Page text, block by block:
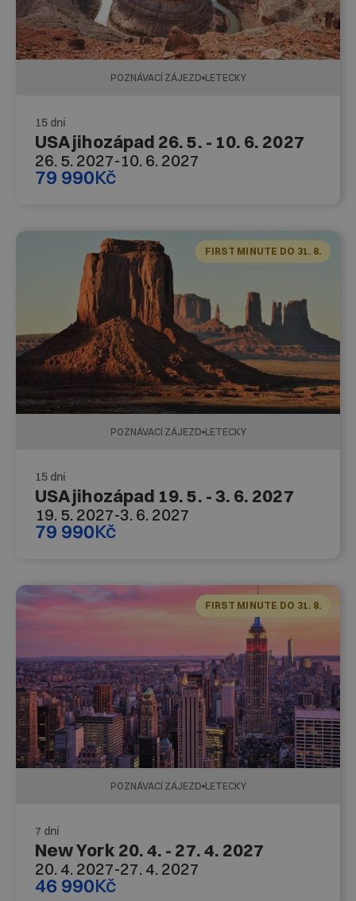
POZNÁVACÍ ZÁJEZD LETECKY
15 dní
USA jihozápad 26. 5. - 10. 6. 2027
26. 5. 2027-10. 6. 2027
79 990Kč
FIRST MINUTE DO 31. 8.
POZNÁVACÍ ZÁJEZD LETECKY
15 dní
USA jihozápad 19. 5. - 3. 6. 2027
19. 5. 2027-3. 6. 2027
79 990Kč
FIRST MINUTE DO 31. 8.
POZNÁVACÍ ZÁJEZD LETECKY
7 dní
New York 20. 4. - 27. 4. 2027
20. 4. 2027-27. 4. 2027
46 990Kč